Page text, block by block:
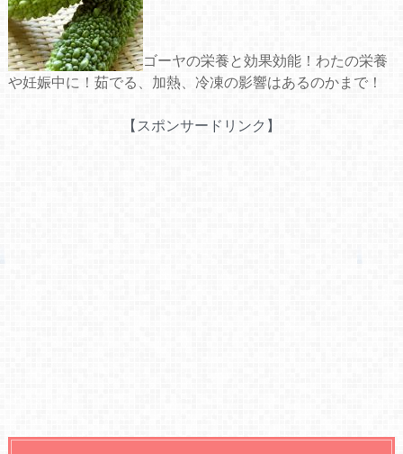
ゴーヤの栄養と効果効能！わたの栄養
や妊娠中に！茹でる、加熱、冷凍の影響はあるのかまで！
【スポンサードリンク】